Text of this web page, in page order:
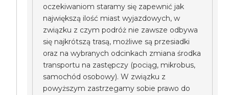
oczekiwaniom staramy się zapewnić jak
największą ilość miast wyjazdowych, w
związku z czym podróż nie zawsze odbywa
się najkrótszą trasą, możliwe są przesiadki
oraz na wybranych odcinkach zmiana środka
transportu na zastępczy (pociąg, mikrobus,
samochód osobowy). W związku z
powyższym zastrzegamy sobie prawo do